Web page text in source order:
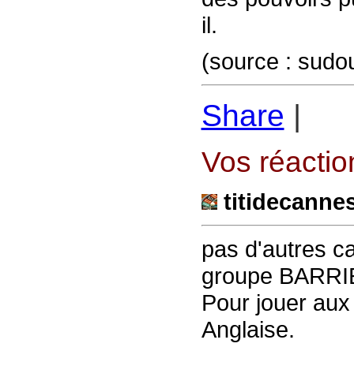
il.
(source :
Share |
Vos
pas d'autres
groupe
Pour jouer
Anglaise.